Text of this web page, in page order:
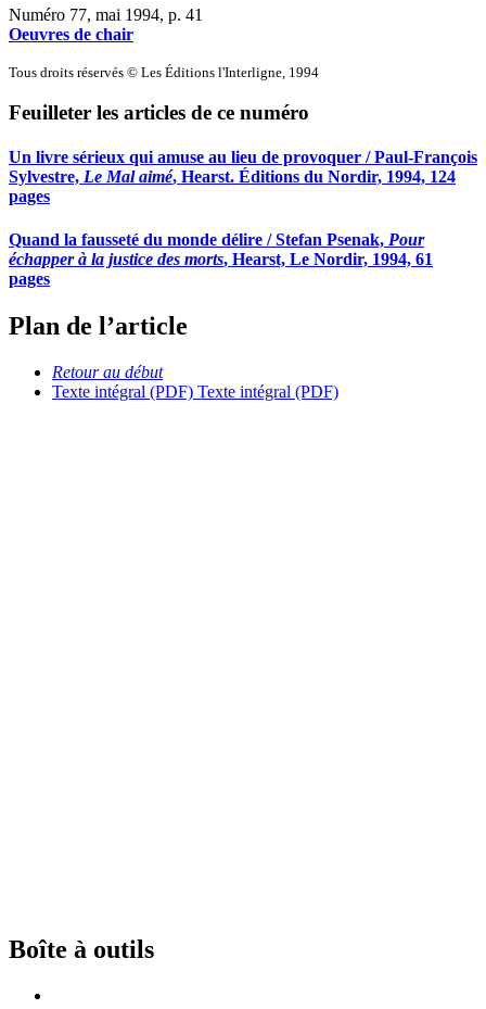
Numéro 77, mai 1994, p. 41
Oeuvres de chair
Tous droits réservés © Les Éditions l'Interligne, 1994
Feuilleter les articles de ce numéro
Un livre sérieux qui amuse au lieu de provoquer / Paul-François
Sylvestre, Le Mal aimé, Hearst. Éditions du Nordir, 1994, 124
pages
Quand la fausseté du monde délire / Stefan Psenak, Pour
échapper à la justice des morts, Hearst, Le Nordir, 1994, 61
pages
Plan de l’article
Retour au début
Texte intégral (PDF) Texte intégral (PDF)
Boîte à outils